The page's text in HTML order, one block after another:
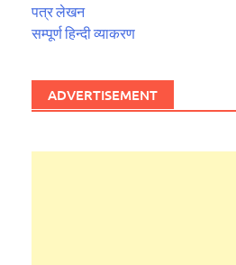
पत्र लेखन
सम्पूर्ण हिन्दी व्याकरण
ADVERTISEMENT